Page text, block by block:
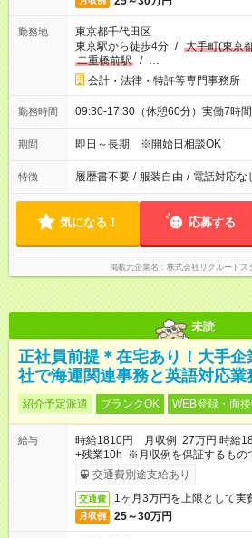
勤務地
東京都千代田区
東京駅から徒歩4分 / 大手町(東京
二重橋前駅
/ …
会計・法律・特許等専門事務所
勤務時間 09:30-17:30（休憩60分）実働7時間
期間 即日～長期 ※開始日相談OK
特徴 履歴書不要 / 服装自由 / 電話対応な
気になる！ 応募する
掲載元企業名 株式会社リクルートス
未読
正社員前提＊在宅あり！大手
社で海運関連事務と英語対応業
紹介予定派遣 ブランクOK WEB登録・面
給与
時給1810円 月収例 27万円 時給
+残業10h ※月収例を保証するもの
交通費別途支給あり
交通費 1ヶ月3万円を上限として実
月収例 25～30万円